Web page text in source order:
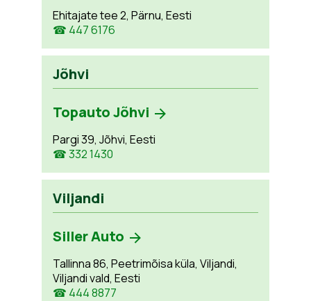
Ehitajate tee 2, Pärnu, Eesti
☎ 447 6176
Jõhvi
Topauto Jõhvi
Pargi 39, Jõhvi, Eesti
☎ 332 1430
Viljandi
Siller Auto
Tallinna 86, Peetrimõisa küla, Viljandi,
Viljandi vald, Eesti
☎ 444 8877